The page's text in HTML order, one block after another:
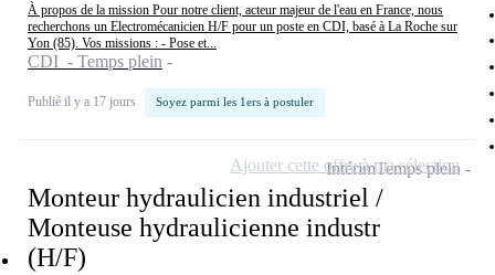
À propos de la mission Pour notre client, acteur majeur de l'eau en France, nous
recherchons un Electromécanicien H/F pour un poste en CDI, basé à La Roche sur
Yon (85). Vos missions : - Pose et...
CDI - Temps plein
Publié il y a 17 jours Soyez parmi les 1ers à postuler
Monteur hydraulicien industriel /
Monteuse hydraulicienne industr
(H/F)
IntérimTemps plein
Ajouter cette offre à ma sélection